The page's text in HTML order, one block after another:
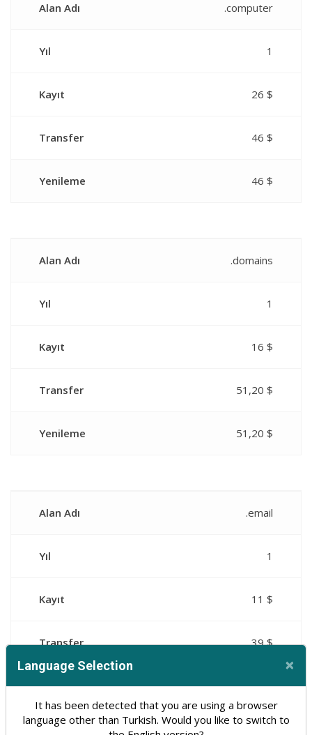
Alan Adı .computer
Yıl 1
Kayıt 26 $
Transfer 46 $
Yenileme 46 $
Alan Adı .domains
Yıl 1
Kayıt 16 $
Transfer 51,20 $
Yenileme 51,20 $
Alan Adı .email
Yıl 1
Kayıt 11 $
Transfer 39 $
Yenileme 39 $
Language Selection ×
It has been detected that you are using a browser
language other than Turkish. Would you like to switch to